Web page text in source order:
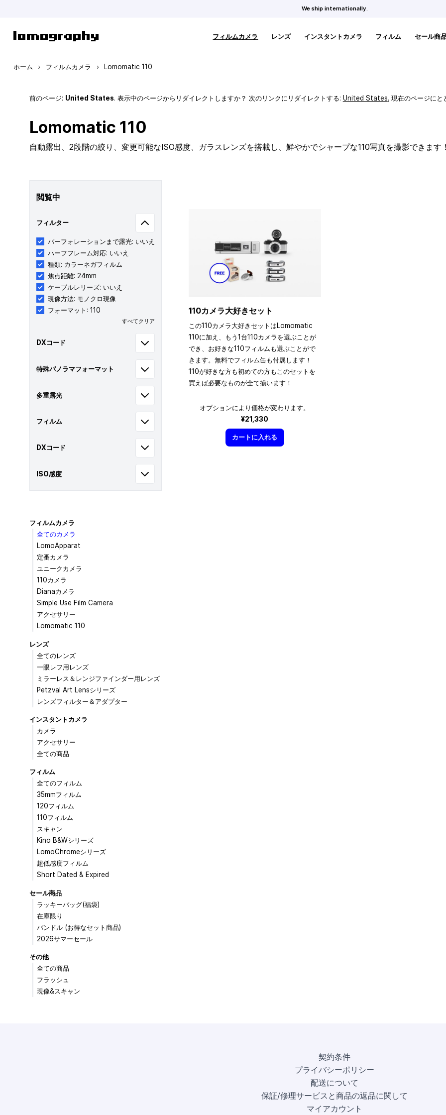
We ship internationally.
フィルムカメラ レンズ インスタントカメラ フィルム セール商
ホーム › フィルムカメラ › Lomomatic 110
前のページ: United States. 表示中のページからリダイレクトしますか？ 次のリンクにリダイレクトする: United States. 現在のページにと
Lomomatic 110
自動露出、2段階の絞り、変更可能なISO感度、ガラスレンズを搭載し、鮮やかでシャープな110写真を撮影できます
閲覧中
フィルター
パーフォレーションまで露光: いいえ
ハーフフレーム対応: いいえ
種類: カラーネガフィルム
焦点距離: 24mm
ケーブルレリーズ: いいえ
現像方法: モノクロ現像
フォーマット: 110
すべてクリア
DXコード
特殊パノラマフォーマット
多重露光
フィルム
DXコード
ISO感度
110カメラ大好きセット
この110カメラ大好きセットはLomomatic
110に加え、もう1台110カメラを選ぶことが
でき、お好きな110フィルムも選ぶことがで
きます。無料でフィルム缶も付属します！
110が好きな方も初めての方もこのセットを
買えば必要なものが全て揃います！
オプションにより価格が変わります。
¥21,330
カートに入れる
フィルムカメラ
全てのカメラ
LomoApparat
定番カメラ
ユニークカメラ
110カメラ
Dianaカメラ
Simple Use Film Camera
アクセサリー
Lomomatic 110
レンズ
全てのレンズ
一眼レフ用レンズ
ミラーレス＆レンジファインダー用レンズ
Petzval Art Lensシリーズ
レンズフィルター＆アダプター
インスタントカメラ
カメラ
アクセサリー
全ての商品
フィルム
全てのフィルム
35mmフィルム
120フィルム
110フィルム
スキャン
Kino B&Wシリーズ
LomoChromeシリーズ
超低感度フィルム
Short Dated & Expired
セール商品
ラッキーバッグ(福袋)
在庫限り
バンドル (お得なセット商品)
2026サマーセール
その他
全ての商品
フラッシュ
現像&スキャン
契約条件
プライバシーポリシー
配送について
保証/修理サービスと商品の返品に関して
マイアカウント